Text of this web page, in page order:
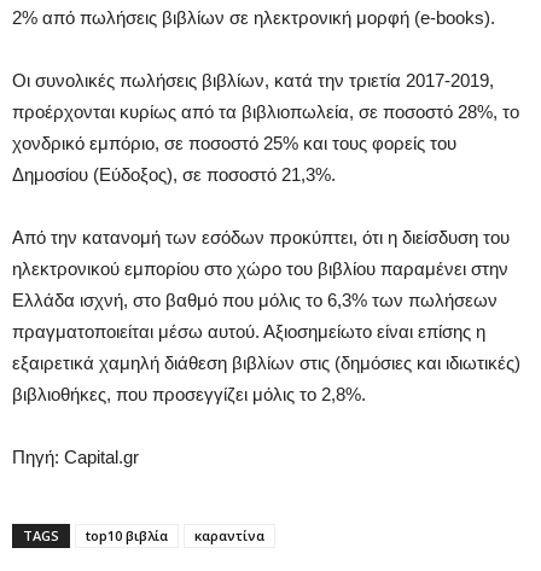
2% από πωλήσεις βιβλίων σε ηλεκτρονική μορφή (e-books).
Οι συνολικές πωλήσεις βιβλίων, κατά την τριετία 2017-2019,
προέρχονται κυρίως από τα βιβλιοπωλεία, σε ποσοστό 28%, το
χονδρικό εμπόριο, σε ποσοστό 25% και τους φορείς του
Δημοσίου (Εύδοξος), σε ποσοστό 21,3%.
Από την κατανομή των εσόδων προκύπτει, ότι η διείσδυση του
ηλεκτρονικού εμπορίου στο χώρο του βιβλίου παραμένει στην
Ελλάδα ισχνή, στο βαθμό που μόλις το 6,3% των πωλήσεων
πραγματοποιείται μέσω αυτού. Αξιοσημείωτο είναι επίσης η
εξαιρετικά χαμηλή διάθεση βιβλίων στις (δημόσιες και ιδιωτικές)
βιβλιοθήκες, που προσεγγίζει μόλις το 2,8%.
Πηγή: Capital.gr
TAGS top10 βιβλία καραντίνα